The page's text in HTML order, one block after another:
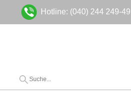
Hotline: (040) 244 249-49